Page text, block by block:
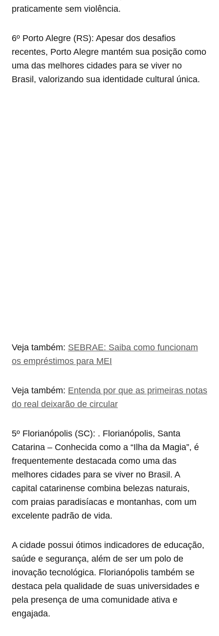
praticamente sem violência.
6º Porto Alegre (RS): Apesar dos desafios
recentes, Porto Alegre mantém sua posição como
uma das melhores cidades para se viver no
Brasil, valorizando sua identidade cultural única.
Veja também: SEBRAE: Saiba como funcionam
os empréstimos para MEI
Veja também: Entenda por que as primeiras notas
do real deixarão de circular
5º Florianópolis (SC): . Florianópolis, Santa
Catarina – Conhecida como a “Ilha da Magia”, é
frequentemente destacada como uma das
melhores cidades para se viver no Brasil. A
capital catarinense combina belezas naturais,
com praias paradisíacas e montanhas, com um
excelente padrão de vida.
A cidade possui ótimos indicadores de educação,
saúde e segurança, além de ser um polo de
inovação tecnológica. Florianópolis também se
destaca pela qualidade de suas universidades e
pela presença de uma comunidade ativa e
engajada.